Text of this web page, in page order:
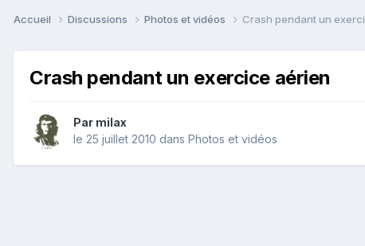
Accueil Discussions Photos et vidéos Crash pendant un
Crash pendant un exercice aérien
Par milax
le 25 juillet 2010 dans Photos et vidéos